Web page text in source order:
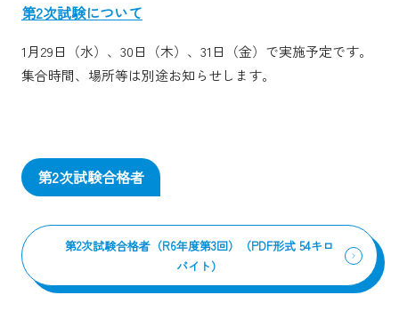
第2次試験について
1月29日（水）、30日（木）、31日（金）で実施予定です。
集合時間、場所等は別途お知らせします。
第2次試験合格者
第2次試験合格者（R6年度第3回）（PDF形式 54キロ
バイト）